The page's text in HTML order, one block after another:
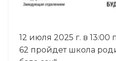
12 июля 2025 г. в 13:00
62 пройдет школа